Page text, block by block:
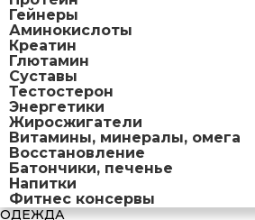
Гейнеры
Аминокислоты
Креатин
Глютамин
Суставы
Тестостерон
Энергетики
Жиросжигатели
Витамины, минералы, омега
Восстановление
Батончики, печенье
Напитки
Фитнес консервы
ОДЕЖДА